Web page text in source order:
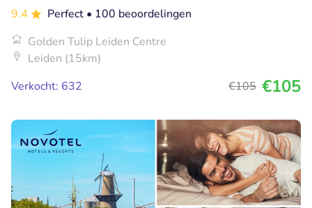
9.4 Perfect • 100 beoordelingen
Golden Tulip Leiden Centre
Leiden (15km)
Verkocht: 632
€105 €105